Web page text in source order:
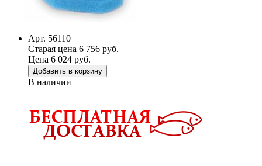
Арт. 56110
Старая цена 6 756 руб.
Цена 6 024 руб.
Добавить в корзину
В наличии